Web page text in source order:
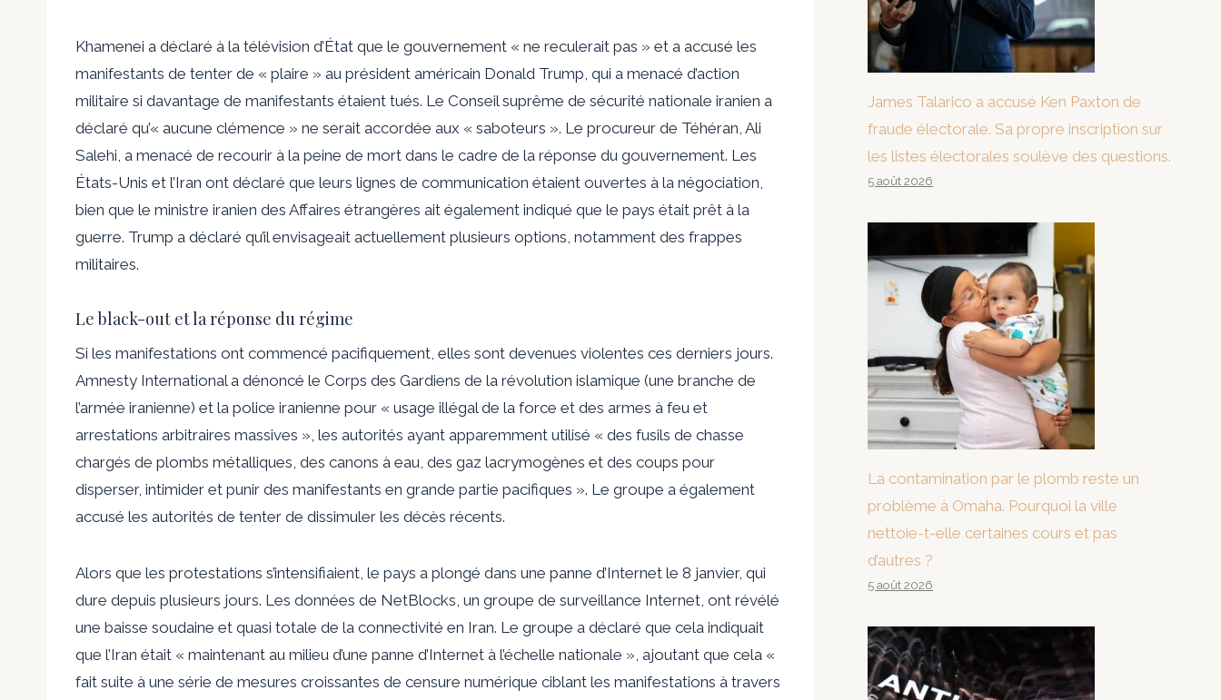
Khamenei a déclaré à la télévision d’État que le gouvernement « ne reculerait pas » et a accusé les
manifestants de tenter de « plaire » au président américain Donald Trump, qui a menacé d’action
militaire si davantage de manifestants étaient tués. Le Conseil suprême de sécurité nationale iranien a
déclaré qu’« aucune clémence » ne serait accordée aux « saboteurs ». Le procureur de Téhéran, Ali
Salehi, a menacé de recourir à la peine de mort dans le cadre de la réponse du gouvernement. Les
États-Unis et l’Iran ont déclaré que leurs lignes de communication étaient ouvertes à la négociation,
bien que le ministre iranien des Affaires étrangères ait également indiqué que le pays était prêt à la
guerre. Trump a déclaré qu’il envisageait actuellement plusieurs options, notamment des frappes
militaires.
Le black-out et la réponse du régime
Si les manifestations ont commencé pacifiquement, elles sont devenues violentes ces derniers jours.
Amnesty International a dénoncé le Corps des Gardiens de la révolution islamique (une branche de
l’armée iranienne) et la police iranienne pour « usage illégal de la force et des armes à feu et
arrestations arbitraires massives », les autorités ayant apparemment utilisé « des fusils de chasse
chargés de plombs métalliques, des canons à eau, des gaz lacrymogènes et des coups pour
disperser, intimider et punir des manifestants en grande partie pacifiques ». Le groupe a également
accusé les autorités de tenter de dissimuler les décès récents.
Alors que les protestations s’intensifiaient, le pays a plongé dans une panne d’Internet le 8 janvier, qui
dure depuis plusieurs jours. Les données de NetBlocks, un groupe de surveillance Internet, ont révélé
une baisse soudaine et quasi totale de la connectivité en Iran. Le groupe a déclaré que cela indiquait
que l’Iran était « maintenant au milieu d’une panne d’Internet à l’échelle nationale », ajoutant que cela «
fait suite à une série de mesures croissantes de censure numérique ciblant les manifestations à travers
James Talarico a accusé Ken Paxton de
fraude électorale. Sa propre inscription sur
les listes électorales soulève des questions.
5 août 2026
La contamination par le plomb reste un
problème à Omaha. Pourquoi la ville
nettoie-t-elle certaines cours et pas
d’autres ?
5 août 2026